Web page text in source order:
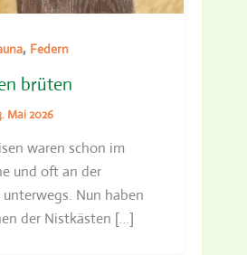
, Federn
brüten
Mai 2026
waren schon im
und oft an der
Nun haben
der Nistkästen […]